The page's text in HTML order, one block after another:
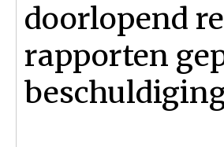
doorlopend
rapporten